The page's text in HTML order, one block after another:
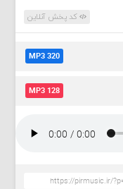
کد پخش آنلاین
MP3 320
MP3 128